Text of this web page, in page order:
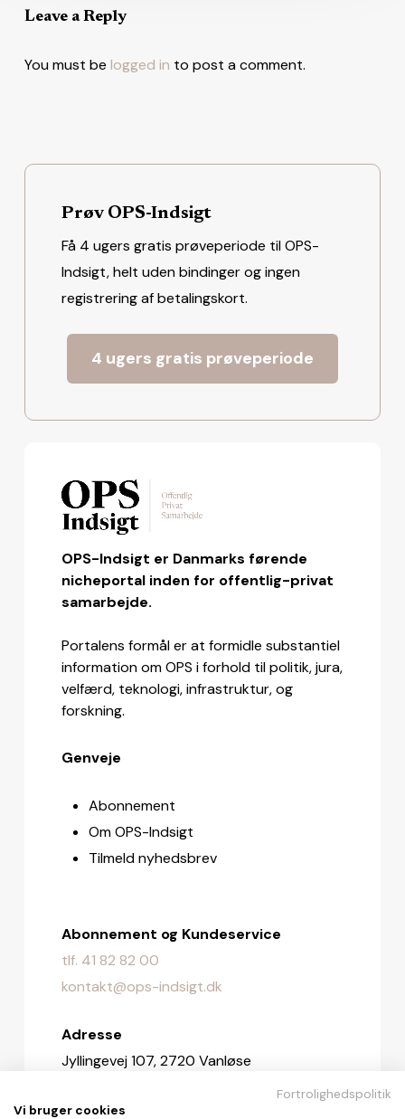
Leave a Reply
You must be logged in to post a comment.
Prøv OPS-Indsigt
Få 4 ugers gratis prøveperiode til OPS-
Indsigt, helt uden bindinger og ingen
registrering af betalingskort.
4 ugers gratis prøveperiode
OPS-Indsigt er Danmarks førende
nicheportal inden for offentlig-privat
samarbejde.
Portalens formål er at formidle substantiel
information om OPS i forhold til politik, jura,
velfærd, teknologi, infrastruktur, og
forskning.
Genveje
Abonnement
Om OPS-Indsigt
Tilmeld nyhedsbrev
Abonnement og Kundeservice
tlf. 41 82 82 00
kontakt@ops-indsigt.dk
Adresse
Jyllingevej 107, 2720 Vanløse
Redaktionen
Fortrolighedspolitik
Vi bruger cookies